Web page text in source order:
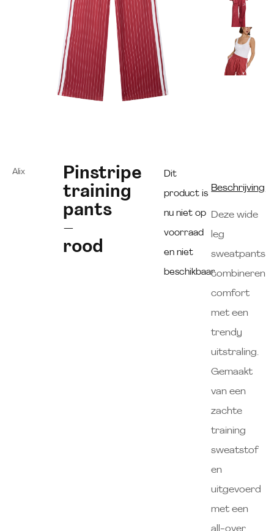
Alix
Pinstripe
training
pants
–
rood
Dit
product is
nu niet op
voorraad
en niet
beschikbaar.
Beschrijving
Deze wide
leg
sweatpants
combineren
comfort
met een
trendy
uitstraling.
Gemaakt
van een
zachte
training
sweatstof
en
uitgevoerd
met een
all-over